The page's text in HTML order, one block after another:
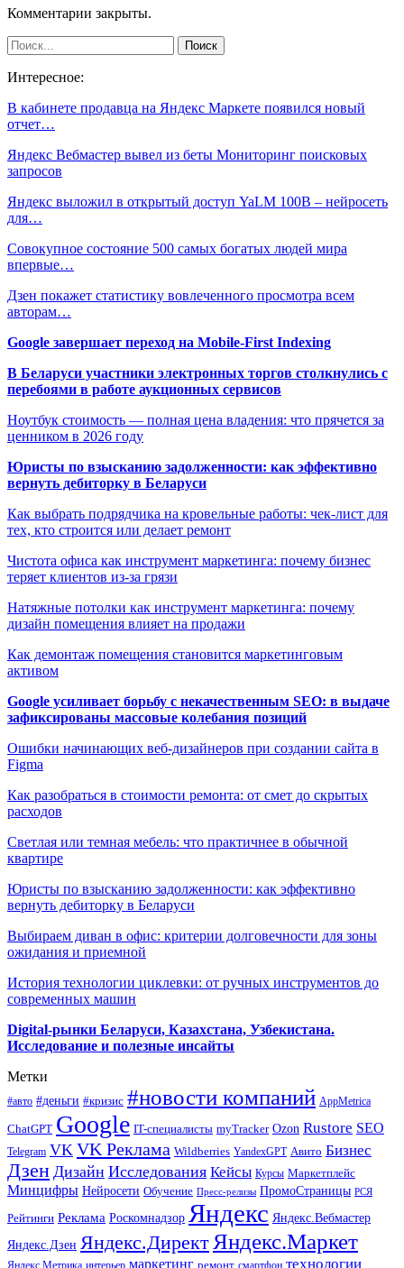
Комментарии закрыты.
Интересное:
В кабинете продавца на Яндекс Маркете появился новый
отчет…
Яндекс Вебмастер вывел из беты Мониторинг поисковых
запросов
Яндекс выложил в открытый доступ YaLM 100B – нейросеть
для…
Совокупное состояние 500 самых богатых людей мира
впервые…
Дзен покажет статистику вовлеченного просмотра всем
авторам…
Google завершает переход на Mobile-First Indexing
В Беларуси участники электронных торгов столкнулись с
перебоями в работе аукционных сервисов
Ноутбук стоимость — полная цена владения: что прячется за
ценником в 2026 году
Юристы по взысканию задолженности: как эффективно
вернуть дебиторку в Беларуси
Как выбрать подрядчика на кровельные работы: чек-лист для
тех, кто строится или делает ремонт
Чистота офиса как инструмент маркетинга: почему бизнес
теряет клиентов из-за грязи
Натяжные потолки как инструмент маркетинга: почему
дизайн помещения влияет на продажи
Как демонтаж помещения становится маркетинговым
активом
Google усиливает борьбу с некачественным SEO: в выдаче
зафиксированы массовые колебания позиций
Ошибки начинающих веб-дизайнеров при создании сайта в
Figma
Как разобраться в стоимости ремонта: от смет до скрытых
расходов
Светлая или темная мебель: что практичнее в обычной
квартире
Юристы по взысканию задолженности: как эффективно
вернуть дебиторку в Беларуси
Выбираем диван в офис: критерии долговечности для зоны
ожидания и приемной
История технологии циклевки: от ручных инструментов до
современных машин
Digital-рынки Беларуси, Казахстана, Узбекистана.
Исследование и полезные инсайты
Метки
#авто #деньги #кризис #новости компаний AppMetrica
ChatGPT Google IT-специалисты myTracker Ozon Rustore SEO
Telegram VK VK Реклама Wildberries YandexGPT Авито Бизнес
Дзен Дизайн Исследования Кейсы Курсы Маркетплейс
Минцифры Нейросети Обучение Пресс-релизы ПромоСтраницы РСЯ
Рейтинги Реклама Роскомнадзор Яндекс Яндекс.Вебмастер
Яндекс.Дзен Яндекс.ДиректЯндекс.Маркет
Яндекс.Метрика интерьер маркетинг ремонт смартфон технологии